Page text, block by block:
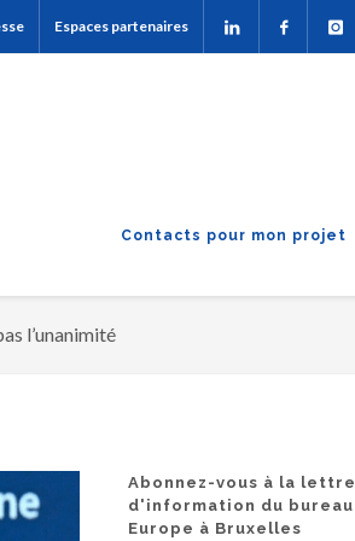
Espaces partenaires
Contacts pour mon projet
l’unanimité
Abonnez-vous à la lettre
d'information du bureau
Europe à Bruxelles